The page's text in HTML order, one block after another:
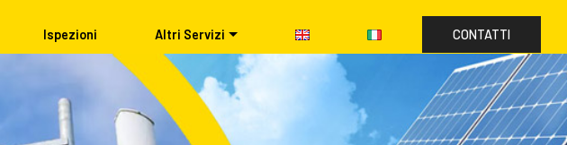
Ispezioni Altri Servizi CONTATTI